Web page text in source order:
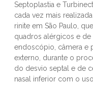
Septoplastia e
cada vez mais
rinite em São Paulo,
quadros alérgicos e de
endoscópio, câmera e
externo, durante o
do desvio septal e de
nasal inferior com o